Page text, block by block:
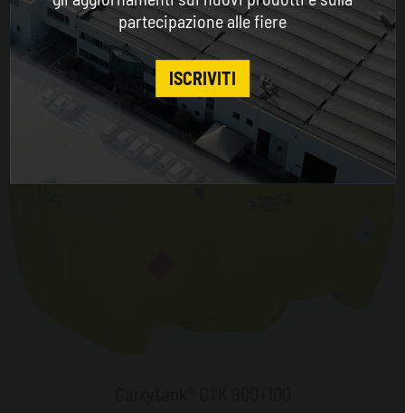
CONTINUE
partecipazione alle fiere
ISCRIVITI